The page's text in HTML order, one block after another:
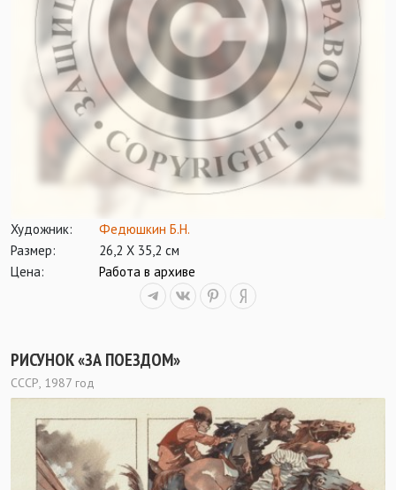
Художник:
Федюшкин Б.Н.
Размер:
26,2 Х 35,2 см
Цена:
Работа в архиве
РИСУНОК «ЗА ПОЕЗДОМ»
СССР, 1987 год